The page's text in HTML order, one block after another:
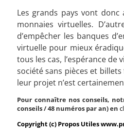
Les grands pays vont donc
monnaies virtuelles.
d’empêcher les banques
virtuelle pour mieux
tous les cas, l’espérance
société sans pièces et
leur projet n’est
Pour connaître nos conseils,
conseils / 48 numéros par an) en
Copyright (c) Propos Utiles